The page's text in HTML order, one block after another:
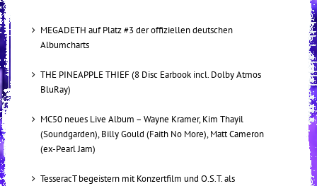
MEGADETH auf Platz #3 der offiziellen deutschen
Albumcharts
THE PINEAPPLE THIEF (8 Disc Earbook incl. Dolby Atmos
BluRay)
MC50 neues Live Album – Wayne Kramer, Kim Thayil
(Soundgarden), Billy Gould (Faith No More), Matt Cameron
(ex-Pearl Jam)
TesseracT begeistern mit Konzertfilm und O.S.T. als